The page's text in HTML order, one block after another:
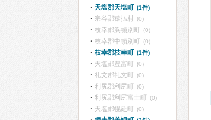
天塩郡天塩町 (1件)
宗谷郡猿払村 (0)
枝幸郡浜頓別町 (0)
枝幸郡中頓別町 (0)
枝幸郡枝幸町 (1件)
天塩郡豊富町 (0)
礼文郡礼文町 (0)
利尻郡利尻町 (0)
利尻郡利尻富士町 (0)
天塩郡幌延町 (0)